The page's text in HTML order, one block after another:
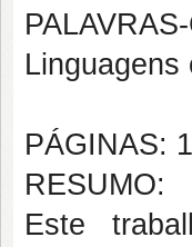
Linguagens
PÁGINAS:
RESUMO:
Este